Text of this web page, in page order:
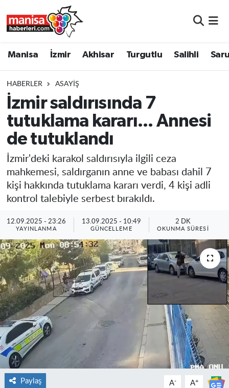
Manisa İzmir Akhisar Turgutlu Salihli
HABERLER ASAYIŞ
İzmir saldırısında 7
tutuklama kararı... Annesi
de tutuklandı
İzmir'deki karakol saldırısıyla ilgili ceza
mahkemesi, saldırganın anne ve babası dahil 7
kişi hakkında tutuklama kararı verdi, 4 kişi adli
kontrol talebiyle serbest bırakıldı.
12.09.2025 - 23:26
YAYINLANMA
13.09.2025 - 10:49
GÜNCELLEME
2 DK
OKUNMA SÜRESI
Paylaş A- A+
Turgutlu
Salihli
Saruhanlı
Soma
Resmi İlanlar
Manisa Nöbetçi Eczaneler
Manisa Trafik Yoğunluk Haritası
Süper Lig Puan Durumu ve Fikstür
Tüm Manşetler
Son Dakika Haberleri
Haber Arşivi